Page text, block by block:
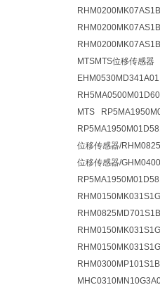
MTSMTS位移传感
MTS
位移传感器/
位移传感器/